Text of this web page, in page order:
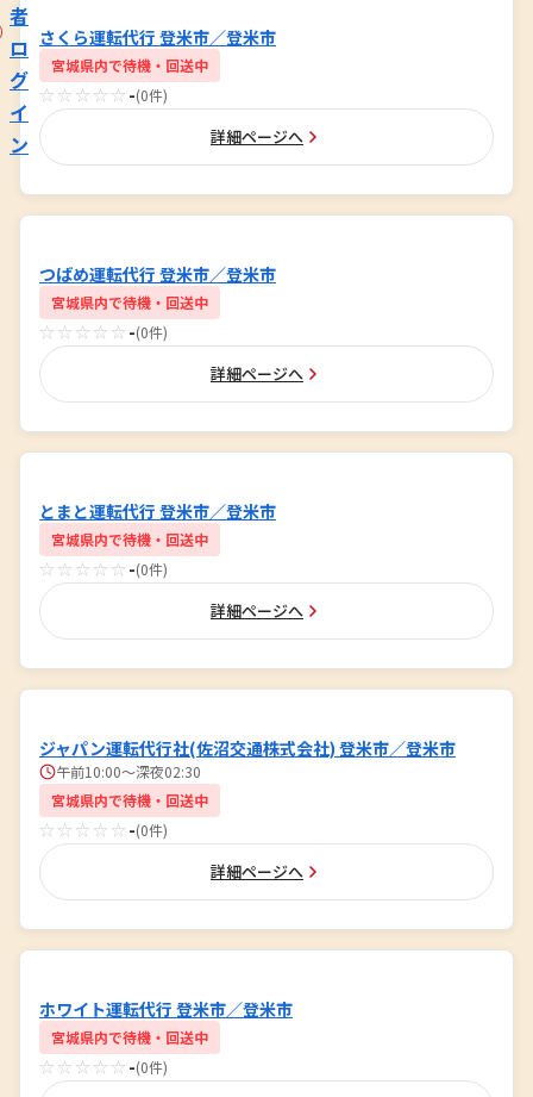
者
ロ
グ
イ
ン
さくら運転代行 登米市／登米市
宮城県内で待機・回送中
☆☆☆☆☆ -(0件)
詳細ページへ
つばめ運転代行 登米市／登米市
宮城県内で待機・回送中
☆☆☆☆☆ -(0件)
詳細ページへ
とまと運転代行 登米市／登米市
宮城県内で待機・回送中
☆☆☆☆☆ -(0件)
詳細ページへ
ジャパン運転代行社(佐沼交通株式会社) 登米市／登米市
午前10:00～深夜02:30
宮城県内で待機・回送中
☆☆☆☆☆ -(0件)
詳細ページへ
ホワイト運転代行 登米市／登米市
宮城県内で待機・回送中
☆☆☆☆☆ -(0件)